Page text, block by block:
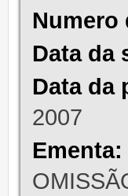
Numero
Data da
Data da
2007
Ementa: